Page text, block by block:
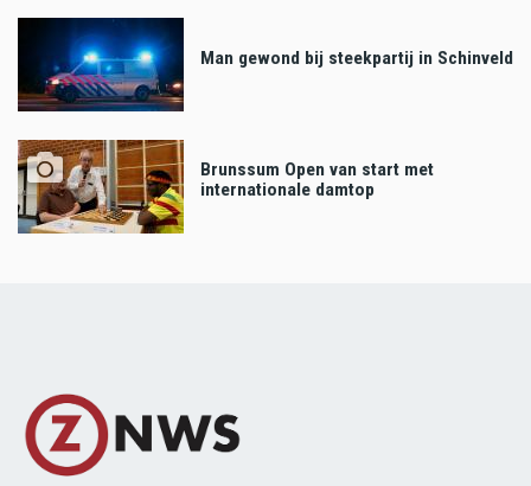
Man gewond bij steekpartij in Schinveld
Brunssum Open van start met
internationale damtop